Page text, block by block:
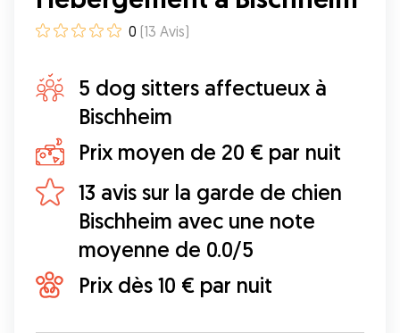
0 (13 Avis)
5 dog sitters affectueux à
Bischheim
Prix moyen de 20 € par nuit
13 avis sur la garde de chien
Bischheim avec une note
moyenne de 0.0/5
Prix dès 10 € par nuit